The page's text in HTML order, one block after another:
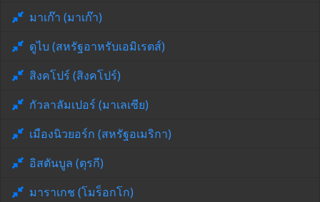
มาเก๊า (มาเก๊า)
ดูไบ (สหรัฐอาหรับเอมิเรตส์)
สิงคโปร์ (สิงคโปร์)
กัวลาลัมเปอร์ (มาเลเซีย)
เมืองนิวยอร์ก (สหรัฐอเมริกา)
อิสตันบูล (ตุรกี)
มาราเกช (โมร็อกโก)